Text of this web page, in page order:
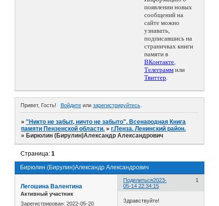
появлении новых
сообщений на
сайте можно
узнавать,
подписавшись на
страничках книги
памяти в
ВКонтакте,
Телеграмм или
Твиттер.
Привет, Гость! Войдитеили зарегистрируйтесь.
»"Никто не забыт, ничто не забыто". Всенародная Книга
памяти Пензенской области. »г.Пенза. Ленинский район.
» Бирюлин (Бирулин)Александр Александрович
Бирюлин (Бирулин)Александр Александрович
Страница:1
Поделиться 1
2023-
05-14 22:34:15
Легошина Валентина
Активный участник
Зарегистрирован: 2022-05-20 Здравствуйте!